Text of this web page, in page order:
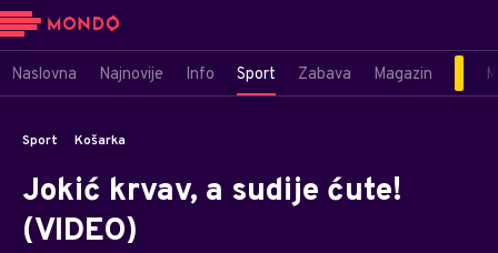
Naslovna Najnovije Info Sport Zabava Magazin
Sport Košarka
Jokić krvav, a sudije ćute!
(VIDEO)